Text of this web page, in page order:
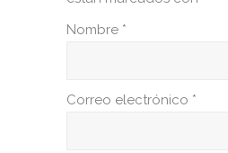
Nombre *
Correo electrónico *